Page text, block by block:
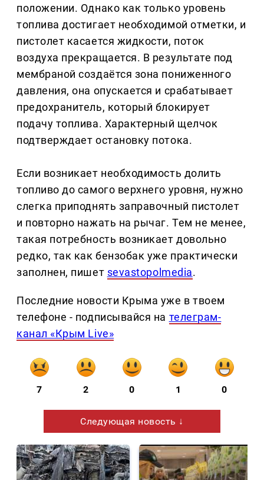
положении. Однако как только уровень
топлива достигает необходимой отметки, и
пистолет касается жидкости, поток
воздуха прекращается. В результате под
мембраной создаётся зона пониженного
давления, она опускается и срабатывает
предохранитель, который блокирует
подачу топлива. Характерный щелчок
подтверждает остановку потока.
Если возникает необходимость долить
топливо до самого верхнего уровня, нужно
слегка приподнять заправочный пистолет
и повторно нажать на рычаг. Тем не менее,
такая потребность возникает довольно
редко, так как бензобак уже практически
заполнен, пишет sevastopolmedia.
Последние новости Крыма уже в твоем
телефоне - подписывайся на телеграм-
канал «Крым Live»
7 2 0 1 0
Следующая новость ↓